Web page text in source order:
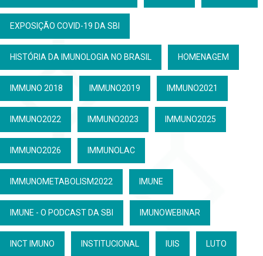
EXPOSIÇÃO COVID-19 DA SBI
HISTÓRIA DA IMUNOLOGIA NO BRASIL HOMENAGEM
IMMUNO 2018 IMMUNO2019 IMMUNO2021
IMMUNO2022 IMMUNO2023 IMMUNO2025
IMMUNO2026 IMMUNOLAC
IMMUNOMETABOLISM2022 IMUNE
IMUNE - O PODCAST DA SBI IMUNOWEBINAR
INCT IMUNO INSTITUCIONAL IUIS LUTO